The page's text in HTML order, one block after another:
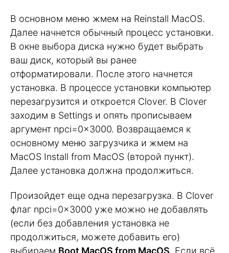
В основном меню жмем на Reinstall MacOS.
Далее начнется обычный процесс установки.
В окне выбора диска нужно будет выбрать
ваш диск, который вы ранее
отформатировали. После этого начнется
установка. В процессе установки компьютер
перезагрузится и откроется Clover. В Clover
заходим в Settings и опять прописываем
аргумент npci=0x3000. Возвращаемся к
основному меню загрузчика и жмем на
MacOS Install from MacOS (второй пункт).
Далее установка должна продолжиться.
Произойдет еще одна перезагрузка. В Clover
флаг npci=0x3000 уже можно не добавлять
(если без добавления установка не
продолжиться, можете добавить его)
выбираем Boot MacOS from MacOS. Если всё